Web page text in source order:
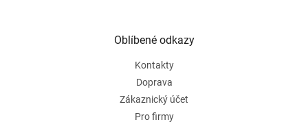
Oblíbené odkazy
Kontakty
Doprava
Zákaznický účet
Pro firmy